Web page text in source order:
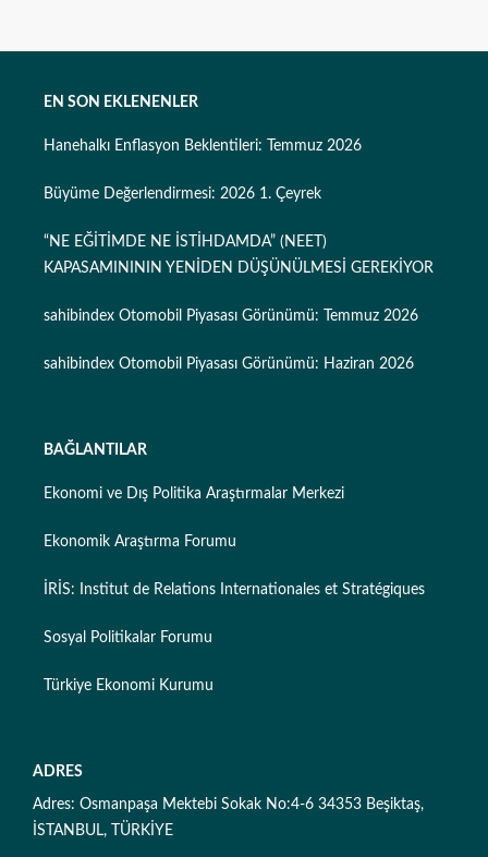
EN SON EKLENENLER
Hanehalkı Enflasyon Beklentileri: Temmuz 2026
Büyüme Değerlendirmesi: 2026 1. Çeyrek
“NE EĞİTİMDE NE İSTİHDAMDA” (NEET)
KAPASAMINININ YENİDEN DÜŞÜNÜLMESİ GEREKİYOR
sahibindex Otomobil Piyasası Görünümü: Temmuz 2026
sahibindex Otomobil Piyasası Görünümü: Haziran 2026
BAĞLANTILAR
Ekonomi ve Dış Politika Araştırmalar Merkezi
Ekonomik Araştırma Forumu
İRİS: Institut de Relations Internationales et Stratégiques
Sosyal Politikalar Forumu
Türkiye Ekonomi Kurumu
ADRES
Adres: Osmanpaşa Mektebi Sokak No:4-6 34353 Beşiktaş,
İSTANBUL, TÜRKİYE